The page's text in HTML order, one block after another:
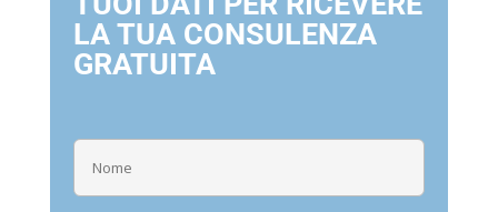
LA TUA CONSULENZA
GRATUITA